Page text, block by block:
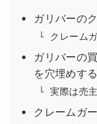
ガリバーの
クレーム
ガリバーの
を穴埋めす
実際は売
クレームガ